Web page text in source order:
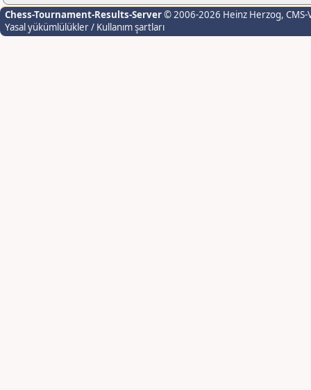
Chess-Tournament-Results-Server© 2006-2026 Heinz Herzog,
Yasal yükümlülükler / Kullanım şartları